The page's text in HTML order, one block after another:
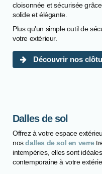
cloisonnée et sécurisée
solide et élégante.
Plus qu'un simple outil de
votre extérieur.
Découvrir nos
Dalles de sol
Offrez à votre espace
nosdalles de sol en verre
intempéries, elles sont
contemporaine à votre